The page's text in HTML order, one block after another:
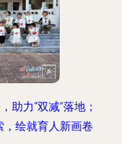
助力“双减”落地；
绘就育人新画卷